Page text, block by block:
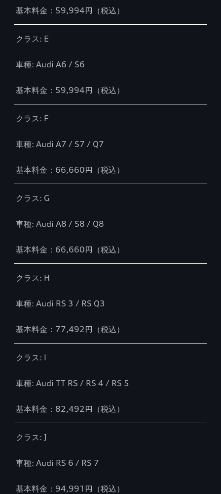
基本料金：59,994円（税込）
クラス: E
車種: Audi A6 / S6
基本料金：59,994円（税込）
クラス: F
車種: Audi A7 / S7 / Q7
基本料金：66,660円（税込）
クラス: G
車種: Audi A8 / S8 / Q8
基本料金：66,660円（税込）
クラス: H
車種: Audi RS 3 / RS Q3
基本料金：77,492円（税込）
クラス: I
車種: Audi TT RS / RS 4 / RS 5
基本料金：82,492円（税込）
クラス: J
車種: Audi RS 6 / RS 7
基本料金：94,991円（税込）